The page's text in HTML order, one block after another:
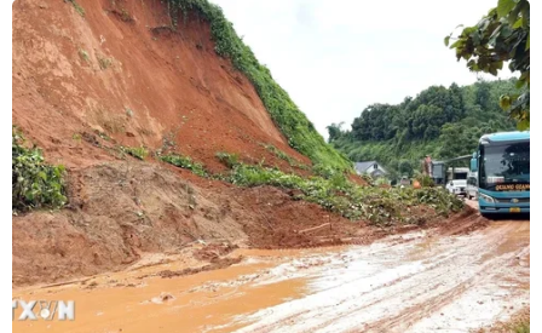
tham gia của nghệ sỹ dương cầm, nhạc điện tử Trí Minh
và nghệ sỹ đàn bầu Ngô Trà My.